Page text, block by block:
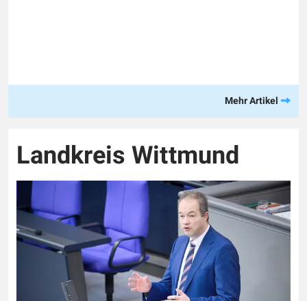
Mehr Artikel
Landkreis Wittmund